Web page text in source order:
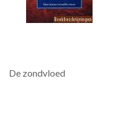
De zondvloed